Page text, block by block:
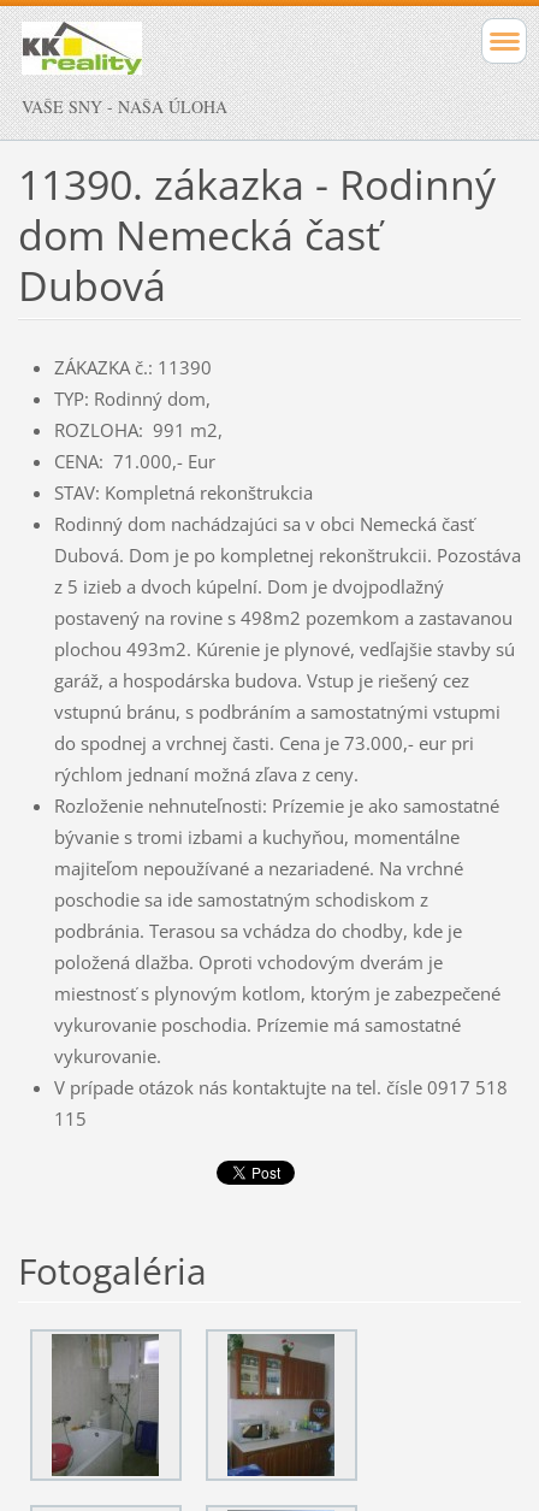
VAŠE SNY - NAŠA ÚLOHA
11390. zákazka - Rodinný
dom Nemecká časť
Dubová
ZÁKAZKA č.: 11390
TYP: Rodinný dom,
ROZLOHA: 991 m2,
CENA: 71.000,- Eur
STAV: Kompletná rekonštrukcia
Rodinný dom nachádzajúci sa v obci Nemecká časť
Dubová. Dom je po kompletnej rekonštrukcii. Pozostáva
z 5 izieb a dvoch kúpelní. Dom je dvojpodlažný
postavený na rovine s 498m2 pozemkom a zastavanou
plochou 493m2. Kúrenie je plynové, vedľajšie stavby sú
garáž, a hospodárska budova. Vstup je riešený cez
vstupnú bránu, s podbráním a samostatnými vstupmi
do spodnej a vrchnej časti. Cena je 73.000,- eur pri
rýchlom jednaní možná zľava z ceny.
Rozloženie nehnuteľnosti: Prízemie je ako samostatné
bývanie s tromi izbami a kuchyňou, momentálne
majiteľom nepoužívané a nezariadené. Na vrchné
poschodie sa ide samostatným schodiskom z
podbránia. Terasou sa vchádza do chodby, kde je
položená dlažba. Oproti vchodovým dverám je
miestnosť s plynovým kotlom, ktorým je zabezpečené
vykurovanie poschodia. Prízemie má samostatné
vykurovanie.
V prípade otázok nás kontaktujte na tel. čísle 0917 518
115
Fotogaléria